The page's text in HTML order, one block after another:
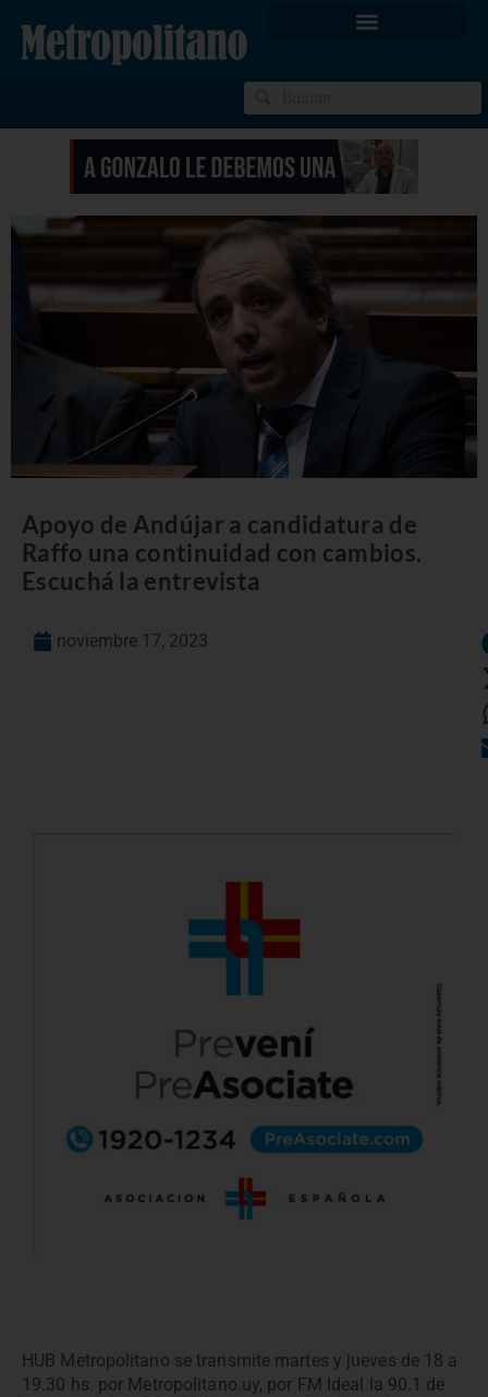
Apoyo de Andújar a candidatura de
Raffo una continuidad con cambios.
Escuchá la entrevista
noviembre 17, 2023
HUB Metropolitano se transmite martes y jueves de 18 a
19.30 hs. por Metropolitano.uy, por FM Ideal la 90.1 de